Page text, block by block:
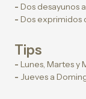
- Dos desayunos
- Dos exprimidos
Tips
- Lunes, Martes y
- Jueves a